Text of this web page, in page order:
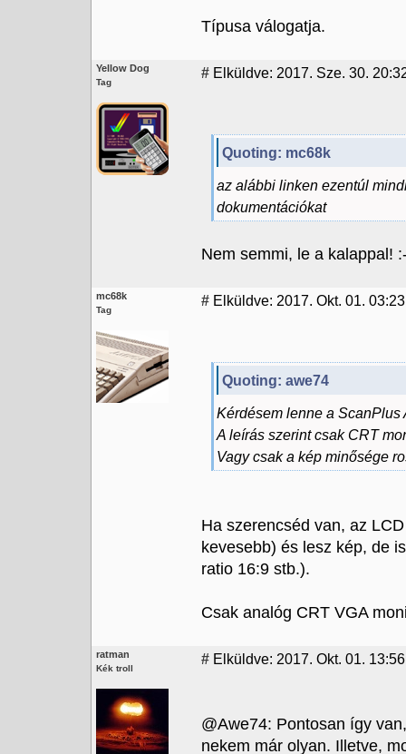
Típusa válogatja.
Yellow Dog
Tag
# Elküldve: 2017. Sze. 30.
Quoting: mc68k
az alábbi linken ezentúl
dokumentációkat
Nem semmi, le a kalappal!
mc68k
Tag
# Elküldve: 2017. Okt. 01. 03:23
Quoting: awe74
Kérdésem lenne a ScanPlus
A leírás szerint csak CRT
Vagy csak a kép minősége
Ha szerencséd van, az
kevesebb) és lesz kép, de
ratio 16:9 stb.).
Csak analóg CRT VGA
ratman
Kék troll
# Elküldve: 2017. Okt. 01. 13:56
@Awe74: Pontosan így
nekem már olyan. Illetve,